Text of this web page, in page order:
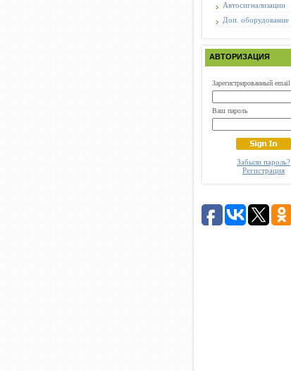
Автосигнализации
Доп. оборудование
АВТОРИЗАЦИЯ
Зарегистрированный email
Ваш пароль
Забыли пароль?
Регистрация